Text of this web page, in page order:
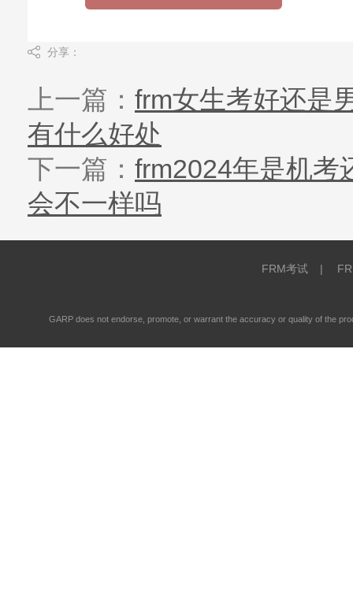
分享：
上一篇： frm女生考好还是
有什么好处
下一篇： frm2024年是机考
会不一样吗
FRM考试 |
GARP does not endorse, promote, or warrant the accuracy or quality of the